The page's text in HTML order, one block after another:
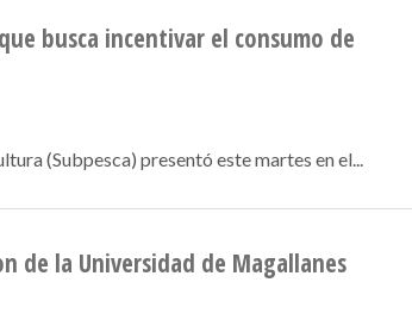
busca incentivar el consumo de
(Subpesca) presentó este martes en el...
de la Universidad de Magallanes